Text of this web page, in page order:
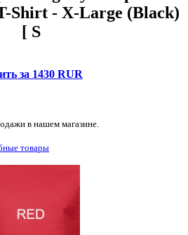
Shirt - X-Large (Black)
[ S
за 1430 RUR
в нашем магазине.
товары